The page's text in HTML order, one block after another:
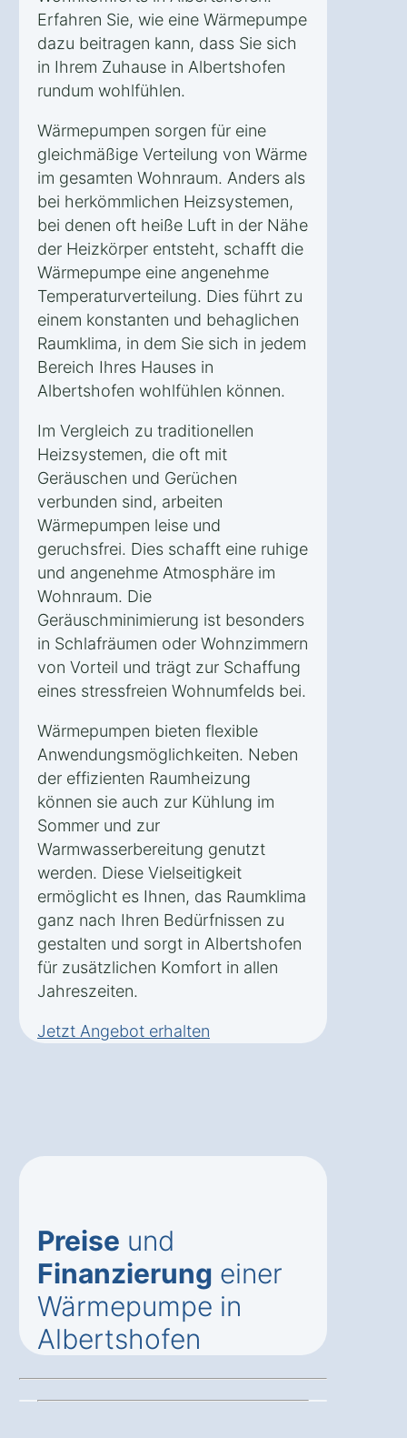
Erfahren Sie, wie eine Wärmepumpe
dazu beitragen kann, dass Sie sich
in Ihrem Zuhause in Albertshofen
rundum wohlfühlen.
Wärmepumpen sorgen für eine
gleichmäßige Verteilung von Wärme
im gesamten Wohnraum. Anders als
bei herkömmlichen Heizsystemen,
bei denen oft heiße Luft in der Nähe
der Heizkörper entsteht, schafft die
Wärmepumpe eine angenehme
Temperaturverteilung. Dies führt zu
einem konstanten und behaglichen
Raumklima, in dem Sie sich in jedem
Bereich Ihres Hauses in
Albertshofen wohlfühlen können.
Im Vergleich zu traditionellen
Heizsystemen, die oft mit
Geräuschen und Gerüchen
verbunden sind, arbeiten
Wärmepumpen leise und
geruchsfrei. Dies schafft eine ruhige
und angenehme Atmosphäre im
Wohnraum. Die
Geräuschminimierung ist besonders
in Schlafräumen oder Wohnzimmern
von Vorteil und trägt zur Schaffung
eines stressfreien Wohnumfelds bei.
Wärmepumpen bieten flexible
Anwendungsmöglichkeiten. Neben
der effizienten Raumheizung
können sie auch zur Kühlung im
Sommer und zur
Warmwasserbereitung genutzt
werden. Diese Vielseitigkeit
ermöglicht es Ihnen, das Raumklima
ganz nach Ihren Bedürfnissen zu
gestalten und sorgt in Albertshofen
für zusätzlichen Komfort in allen
Jahreszeiten.
Jetzt Angebot erhalten
Preise und
Finanzierung einer
Wärmepumpe in
Albertshofen